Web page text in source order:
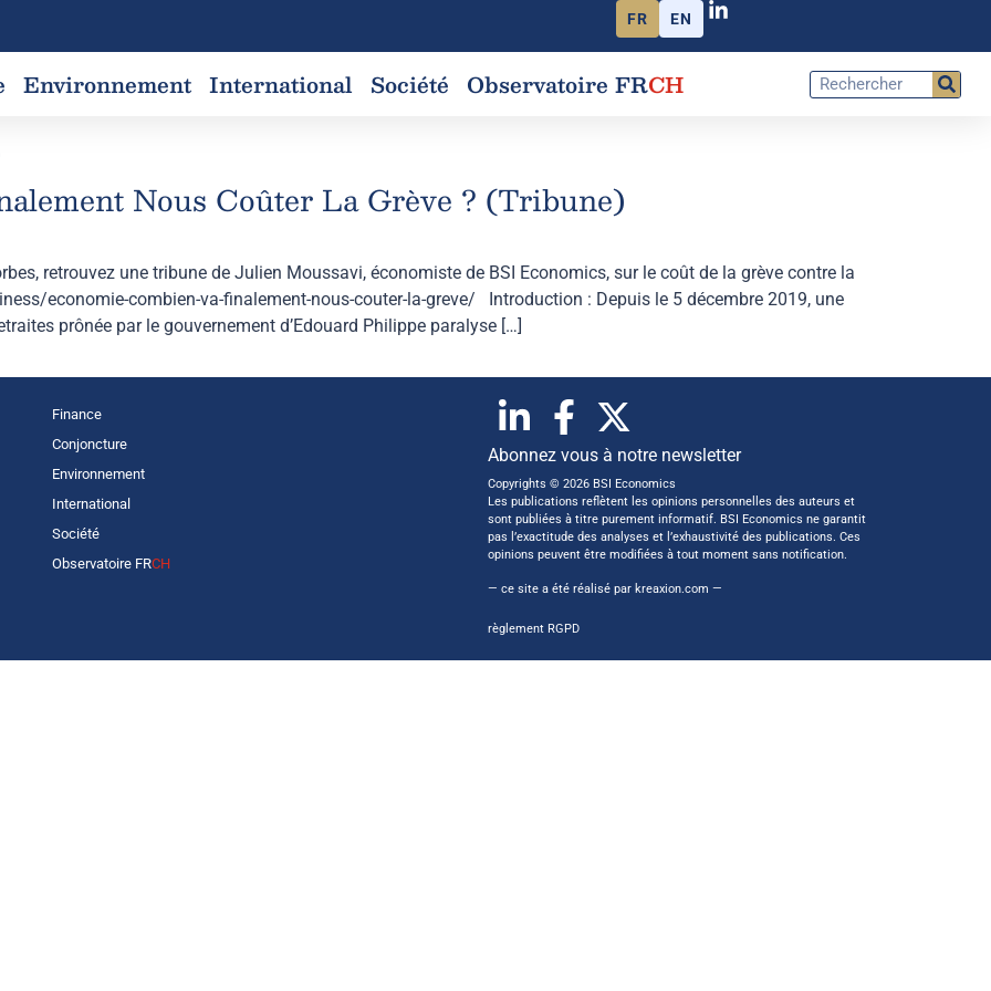
FR EN
Environnement International Société Observatoire FRCH
Nous Coûter La Grève ? (Tribune)
retrouvez une tribune de Julien Moussavi, économiste de BSI Economics, sur le coût de la grève contre la
economie-combien-va-finalement-nous-couter-la-greve/ Introduction : Depuis le 5 décembre 2019, une
prônée par le gouvernement d’Edouard Philippe paralyse […]
Finance
Conjoncture
Environnement
International
Société
Observatoire FRCH
Abonnez vous à notre newsletter
Copyrights © 2026 BSI Economics
Les publications reflètent les opinions personnelles des auteurs et
sont publiées à titre purement informatif. BSI Economics ne garantit
pas l’exactitude des analyses et l’exhaustivité des publications. Ces
opinions peuvent être modifiées à tout moment sans notification.
— ce site a été réalisé par kreaxion.com —
règlement RGPD